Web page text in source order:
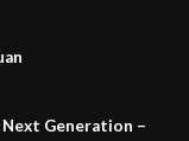
Generation –